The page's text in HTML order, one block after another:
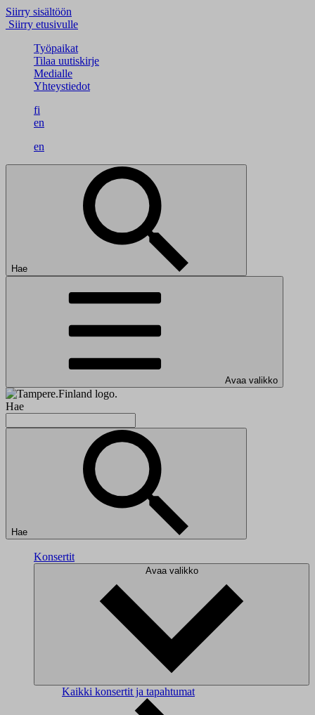
Siirry sisältöön
Siirry etusivulle
Työpaikat
Tilaa uutiskirje
Medialle
Yhteystiedot
fi
en
en
Hae
Avaa valikko
Hae
Hae
Konsertit
Avaa valikko
Kaikki konsertit ja tapahtumat